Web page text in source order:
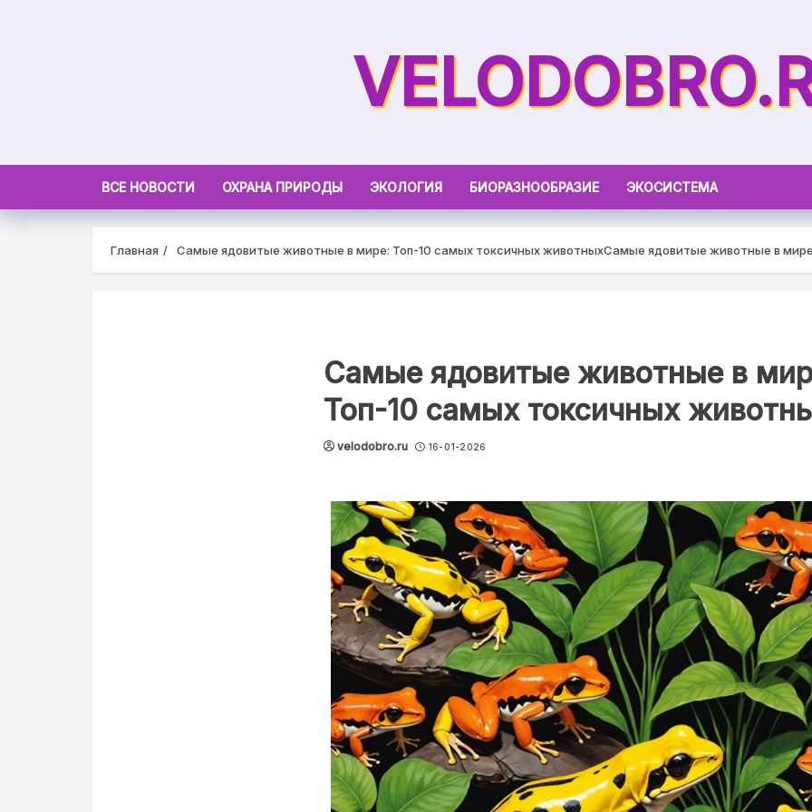
ВСЕ НОВОСТИ ОХРАНА ПРИРОДЫ ЭКОЛОГИЯ БИОРАЗНООБРАЗИЕ ЭКОСИСТЕМА
Главная Самые ядовитые животные в мире: Топ-10 самых токсичных животныхСамые ядовитые животные в
Самые ядовитые животные в
Топ-10 самых токсичных
velodobro.ru 16-01-2026